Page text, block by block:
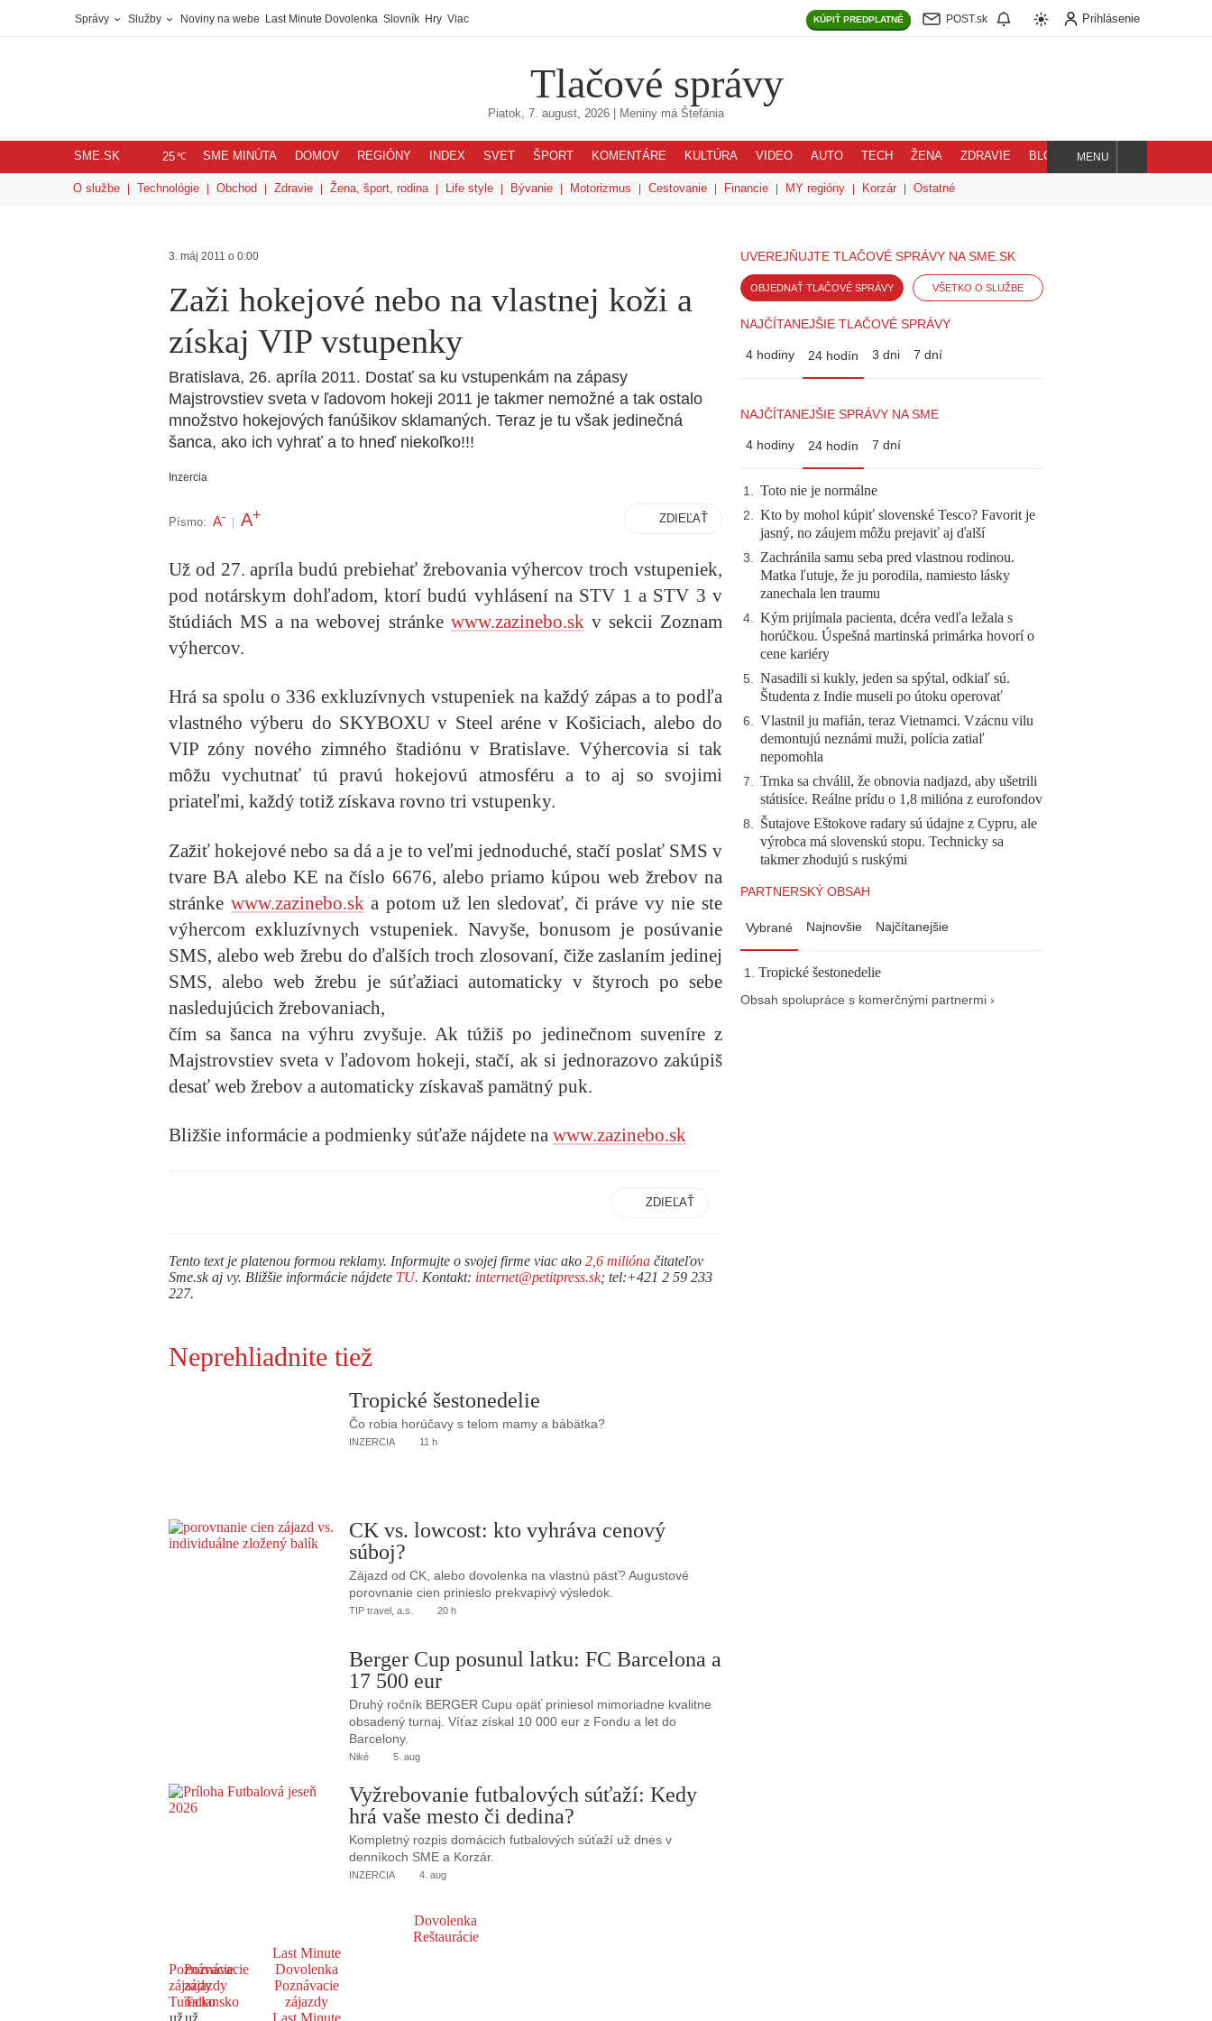
Správy Služby Noviny na webe Last Minute Dovolenka Slovník Hry Viac KÚPIŤ PREDPLATNÉ POST.sk Prihlásenie
Tlačové správy
Piatok, 7. august, 2026 | Meniny má Štefánia
SME.SK 25℃ SME MINÚTA DOMOV REGIÓNY INDEX SVET ŠPORT KOMENTÁRE KULTÚRA VIDEO AUTO TECH ŽENA ZDRAVIE BLOG
Hľadaj
MENU
O službe Technológie Obchod Zdravie Žena, šport, rodina Life style Bývanie Motorizmus Cestovanie Financie MY regióny Korzár Ostatné
3. máj 2011 o 0:00
Zaži hokejové nebo na vlastnej koži a
získaj VIP vstupenky
Bratislava, 26. apríla 2011. Dostať sa ku vstupenkám na zápasy
Majstrovstiev sveta v ľadovom hokeji 2011 je takmer nemožné a tak ostalo
množstvo hokejových fanúšikov sklamaných. Teraz je tu však jedinečná
šanca, ako ich vyhrať a to hneď niekoľko!!!
Inzercia
Písmo: A- A+ ZDIEĽAŤ
Už od 27. apríla budú prebiehať žrebovania výhercov troch vstupeniek,
pod notárskym dohľadom, ktorí budú vyhlásení na STV 1 a STV 3 v
štúdiách MS a na webovej stránke www.zazinebo.sk v sekcii Zoznam
výhercov.
Hrá sa spolu o 336 exkluzívnych vstupeniek na každý zápas a to podľa
vlastného výberu do SKYBOXU v Steel aréne v Košiciach, alebo do
VIP zóny nového zimného štadiónu v Bratislave. Výhercovia si tak
môžu vychutnať tú pravú hokejovú atmosféru a to aj so svojimi
priateľmi, každý totiž získava rovno tri vstupenky.
Zažiť hokejové nebo sa dá a je to veľmi jednoduché, stačí poslať SMS v
tvare BA alebo KE na číslo 6676, alebo priamo kúpou web žrebov na
stránke www.zazinebo.sk a potom už len sledovať, či práve vy nie ste
výhercom exkluzívnych vstupeniek. Navyše, bonusom je posúvanie
SMS, alebo web žrebu do ďalších troch zlosovaní, čiže zaslaním jedinej
SMS, alebo web žrebu je súťažiaci automaticky v štyroch po sebe
nasledujúcich žrebovaniach,
čím sa šanca na výhru zvyšuje. Ak túžiš po jedinečnom suveníre z
Majstrovstiev sveta v ľadovom hokeji, stačí, ak si jednorazovo zakúpiš
desať web žrebov a automaticky získavaš pamätný puk.
Bližšie informácie a podmienky súťaže nájdete na www.zazinebo.sk
ZDIEĽAŤ
Tento text je platenou formou reklamy. Informujte o svojej firme viac ako 2,6 milióna čitateľov
Sme.sk aj vy. Bližšie informácie nájdete TU. Kontakt: internet@petitpress.sk; tel:+421 2 59 233
227.
UVEREJŇUJTE TLAČOVÉ SPRÁVY NA SME.SK
OBJEDNAŤ TLAČOVÉ SPRÁVY VŠETKO O SLUŽBE
NAJČÍTANEJŠIE TLAČOVÉ SPRÁVY
4 hodiny 24 hodín 3 dni 7 dní
NAJČÍTANEJŠIE SPRÁVY NA SME
4 hodiny 24 hodín 7 dní
1. Toto nie je normálne
2. Kto by mohol kúpiť slovenské Tesco? Favorit je
jasný, no záujem môžu prejaviť aj ďalší
3. Zachránila samu seba pred vlastnou rodinou.
Matka ľutuje, že ju porodila, namiesto lásky
zanechala len traumu
4. Kým prijímala pacienta, dcéra vedľa ležala s
horúčkou. Úspešná martinská primárka hovorí o
cene kariéry
5. Nasadili si kukly, jeden sa spýtal, odkiaľ sú.
Študenta z Indie museli po útoku operovať
6. Vlastnil ju mafián, teraz Vietnamci. Vzácnu vilu
demontujú neznámi muži, polícia zatiaľ
nepomohla
7. Trnka sa chválil, že obnovia nadjazd, aby ušetrili
státisíce. Reálne prídu o 1,8 milióna z eurofondov
8. Šutajove Eštokove radary sú údajne z Cypru, ale
výrobca má slovenskú stopu. Technicky sa
takmer zhodujú s ruskými
PARTNERSKÝ OBSAH
Vybrané Najnovšie Najčítanejšie
Tropické šestonedelie
Obsah spolupráce s komerčnými partnermi ›
Neprehliadnite tiež
Tropické šestonedelie
Čo robia horúčavy s telom mamy a bábätka?
INZERCIA 11 h
CK vs. lowcost: kto vyhráva cenový
súboj?
Zájazd od CK, alebo dovolenka na vlastnú päsť? Augustové
porovnanie cien prinieslo prekvapivý výsledok.
TIP travel, a.s. 20 h
Berger Cup posunul latku: FC Barcelona a
17 500 eur
Druhý ročník BERGER Cupu opäť priniesol mimoriadne kvalitne
obsadený turnaj. Víťaz získal 10 000 eur z Fondu a let do
Barcelony.
Niké 5. aug
Vyžrebovanie futbalových súťaží: Kedy
hrá vaše mesto či dedina?
Kompletný rozpis domácich futbalových súťaží už dnes v
denníkoch SME a Korzár.
INZERCIA 4. aug
Dovolenka
Reštaurácie
Poznávacie
zájazdy
Turecko
Poznávacie
zájazdy
Taliansko
Last Minute
Dovolenka
Poznávacie
zájazdy